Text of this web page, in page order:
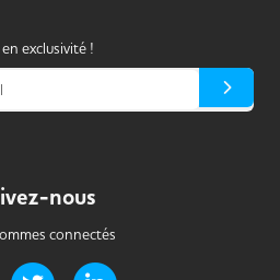
exclusivité !
nous
connectés
Page Facebook de Handi-it
Page Twitter de Handi-it